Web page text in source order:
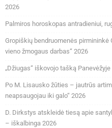
2026
Palmiros horoskopas antradieniui,
Gropiškių bendruomenės pirmininkė
vieno žmogaus darbas“ 2026
„Džiugas“ iškovojo tašką Panevėžyje
Po M. Lisausko žūties – jautrūs
neapsaugojau iki galo“ 2026
D. Dirkstys atskleidė tiesą apie
– iškalbinga 2026